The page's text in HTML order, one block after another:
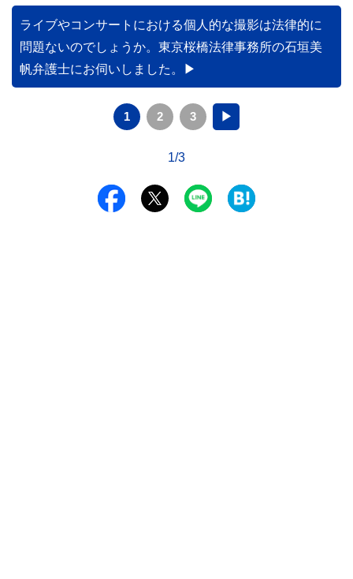
ライブやコンサートにおける個人的な撮影は法律的に
問題ないのでしょうか。東京桜橋法律事務所の石垣美
帆弁護士にお伺いしました。
1 2 3 ▶
1/3